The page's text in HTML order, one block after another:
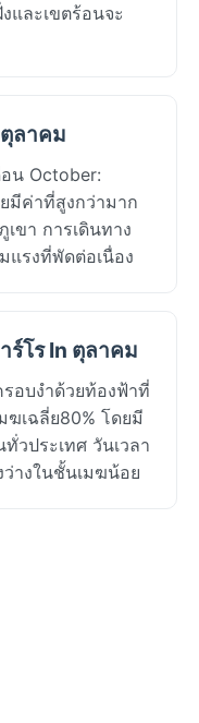
และเขตร้อนจะ
ลาคม
น October:
มีค่าที่สูงกว่ามาก
ขา การเดินทาง
แรงที่พัดต่อเนื่อง
ร์โร In ตุลาคม
อบงำด้วยท้องฟ้าที่
เฉลี่ย80% โดยมี
วประเทศ วันเวลา
างในชั้นเมฆน้อย